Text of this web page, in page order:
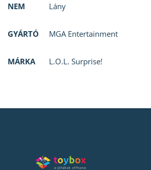
NEM Lány
GYÁRTÓ MGA Entertainment
MÁRKA L.O.L. Surprise!